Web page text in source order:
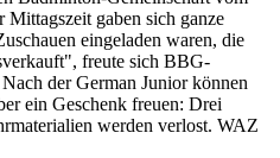
Mittagszeit gaben sich ganze
eingeladen waren, die
freute sich BBG-
der German Junior können
ein Geschenk freuen: Drei
werden verlost. WAZ